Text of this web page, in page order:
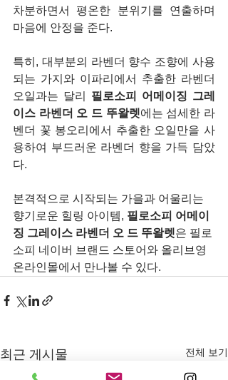
차분하면서 평온한 분위기를 연출하며
마음에 안정을 준다.
특히, 대부분의 라벤더 향수 조향에 사용
되는 가지와 이파리에서 추출한 라벤더
오일과는 달리 필로소피 어메이징 그레
이스 라벤더 오 드 뚜왈렛에는 섬세한 라
벤더 꽃 봉오리에서 추출한 오일만을 사
용하여 부드러운 라벤더 향을 가득 담았
다.
본격적으로 시작되는 가을과 어울리는
향기로운 힐링 아이템, 필로소피 어메이
징 그레이스 라벤더 오 드 뚜왈렛은 필로
소피 네이버 브랜드 스토어와 올리브영
온라인몰에서 만나볼 수 있다.
최근 게시물 전체 보기